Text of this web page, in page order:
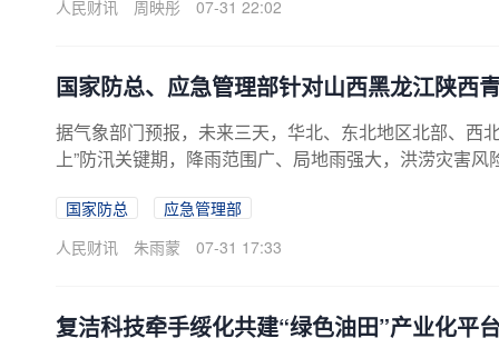
人民财讯 周映彤 07-31 22:02
国家防总、应急管理部针对山西黑龙江陕西
据气象部门预报，未来三天，华北、东北地区北部、西
上”防汛关键期，降雨范围广、局地雨强大，洪涝灾害
国家防总
应急管理部
人民财讯
朱雨蒙 07-31 17:33
复洁科技牵手绥化共建“绿色油田”产业化平